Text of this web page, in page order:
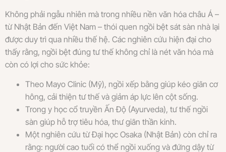
Không phải ngẫu nhiên mà trong nhiều nền văn hóa châu Á –
từ Nhật Bản đến Việt Nam – thói quen ngồi bệt sát sàn nhà lại
được duy trì qua nhiều thế hệ. Các nghiên cứu hiện đại cho
thấy rằng, ngồi bệt đúng tư thế không chỉ là nét văn hóa mà
còn có lợi cho sức khỏe:
Theo Mayo Clinic (Mỹ), ngồi xếp bằng giúp kéo giãn cơ
hông, cải thiện tư thế và giảm áp lực lên cột sống.
Trong y học cổ truyền Ấn Độ (Ayurveda), tư thế ngồi
sàn giúp hỗ trợ tiêu hóa, thư giãn thần kinh.
Một nghiên cứu từ Đại học Osaka (Nhật Bản) còn chỉ ra
rằng: người cao tuổi có thể ngồi xuống và đứng dậy từ